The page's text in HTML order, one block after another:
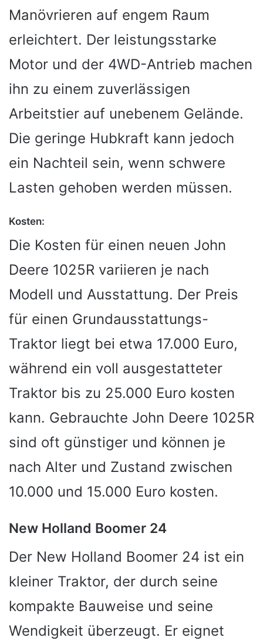
Manövrieren auf engem Raum
erleichtert. Der leistungsstarke
Motor und der 4WD-Antrieb machen
ihn zu einem zuverlässigen
Arbeitstier auf unebenem Gelände.
Die geringe Hubkraft kann jedoch
ein Nachteil sein, wenn schwere
Lasten gehoben werden müssen.
Kosten:
Die Kosten für einen neuen John
Deere 1025R variieren je nach
Modell und Ausstattung. Der Preis
für einen Grundausstattungs-
Traktor liegt bei etwa 17.000 Euro,
während ein voll ausgestatteter
Traktor bis zu 25.000 Euro kosten
kann. Gebrauchte John Deere 1025R
sind oft günstiger und können je
nach Alter und Zustand zwischen
10.000 und 15.000 Euro kosten.
New Holland Boomer 24
Der New Holland Boomer 24 ist ein
kleiner Traktor, der durch seine
kompakte Bauweise und seine
Wendigkeit überzeugt. Er eignet